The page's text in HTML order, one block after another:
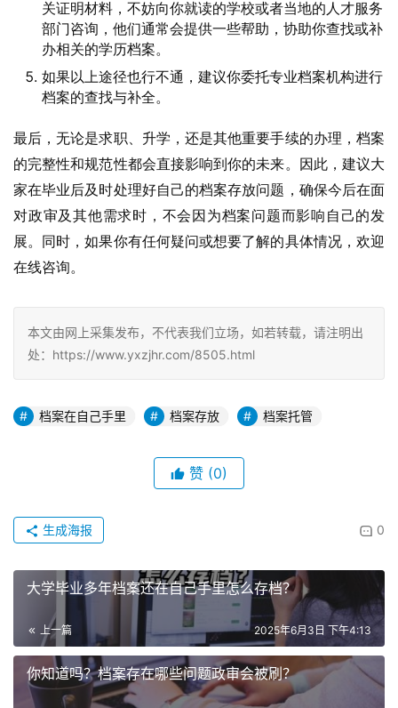
关证明材料，不妨向你就读的学校或者当地的人才服务
部门咨询，他们通常会提供一些帮助，协助你查找或补
办相关的学历档案。
如果以上途径也行不通，建议你委托专业档案机构进行
档案的查找与补全。
最后，无论是求职、升学，还是其他重要手续的办理，档案
的完整性和规范性都会直接影响到你的未来。因此，建议大
家在毕业后及时处理好自己的档案存放问题，确保今后在面
对政审及其他需求时，不会因为档案问题而影响自己的发
展。同时，如果你有任何疑问或想要了解的具体情况，欢迎
在线咨询。
本文由网上采集发布，不代表我们立场，如若转载，请注明出
处：https://www.yxzjhr.com/8505.html
档案在自己手里 档案存放 档案托管
赞 (0)
0
生成海报
大学毕业多年档案还在自己手里怎么存档？
上一篇 2025年6月3日 下午4:13
你知道吗？档案存在哪些问题政审会被刷？